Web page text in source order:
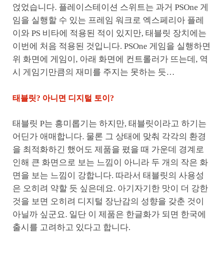
얹었습니다. 플레이스테이션 스위트는 과거 PSOne 게
임을 실행할 수 있는 프레임 워크로 엑스페리아 플레
이와 PS 비타에 적용된 적이 있지만, 태블릿 장치에는
이번에 처음 적용된 것입니다. PSOne 게임을 실행하면
위 화면에 게임이, 아래 화면에 컨트롤러가 뜨는데, 역
시 게임기만큼의 재미를 주지는 못하는 듯…
태블릿? 아니면 디지털 토이?
태블릿 P는 흥미롭기는 하지만, 태블릿이라고 하기는
어딘가 애매합니다. 물론 그 상태에 맞춰 각각의 환경
을 최적화하긴 했어도 제품을 폈을 때 가운데 경계로
인해 큰 화면으로 보는 느낌이 아니라 두 개의 작은 화
면을 보는 느낌이 강합니다. 따라서 태블릿의 사용성
은 오히려 약할 듯 싶은데요. 아기자기한 맛이 더 강한
것을 보면 오히려 디지털 장난감의 성향을 갖춘 것이
아닐까 싶군요. 일단 이 제품은 한글화가 되면 한국에
출시를 고려하고 있다고 합니다.